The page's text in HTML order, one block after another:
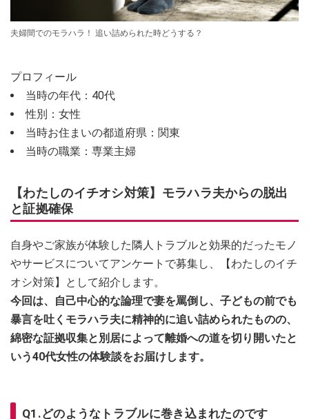
夫婦間でのモラハラ！ 追い詰められた時どうする？
プロフィール
当時の年代：40代
性別：女性
当時お住まいの都道府県：関東
当時の職業：専業主婦
【わたしのイチオシ対策】モラハラ夫からの脱出
と証拠確保
自身やご家族が体験した隣人トラブルと効果的だったモノ
やサービスについてアンケートで募集し、【わたしのイチ
オシ対策】として紹介します。
今回は、自己中心的な論理で妻を罵倒し、子どもの前でも
暴言を吐くモラハラ夫に精神的に追い詰められたものの、
綿密な証拠収集と別居によって離婚への道を切り開いたと
いう40代女性の体験談をお届けします。
Q1.どのようなトラブルに巻き込まれたのです